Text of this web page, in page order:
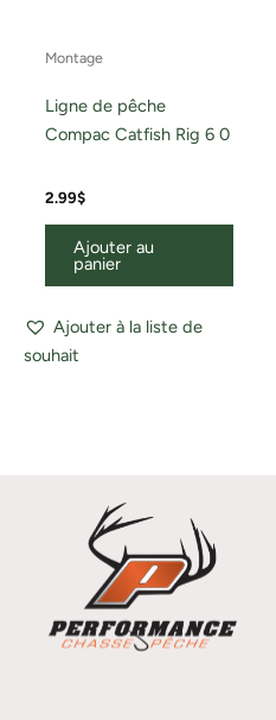
Montage
Ligne de pêche
Compac Catfish Rig 6 0
2.99$
Ajouter au
panier
Ajouter à la liste de
souhait